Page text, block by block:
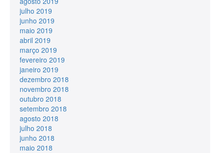
julho 2019
junho 2019
maio 2019
abril 2019
março 2019
fevereiro 2019
janeiro 2019
dezembro 2018
novembro 2018
outubro 2018
setembro 2018
agosto 2018
julho 2018
junho 2018
maio 2018